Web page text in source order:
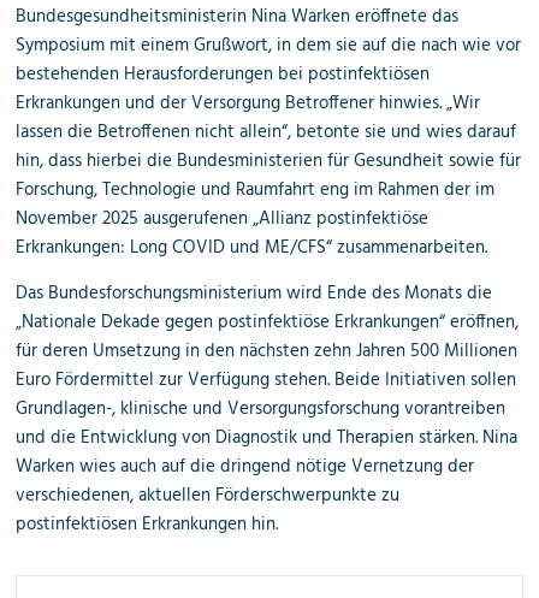
Bundesgesundheitsministerin Nina Warken eröffnete das
Symposium mit einem Grußwort, in dem sie auf die nach wie vor
bestehenden Herausforderungen bei postinfektiösen
Erkrankungen und der Versorgung Betroffener hinwies. „Wir
lassen die Betroffenen nicht allein“, betonte sie und wies darauf
hin, dass hierbei die Bundesministerien für Gesundheit sowie für
Forschung, Technologie und Raumfahrt eng im Rahmen der im
November 2025 ausgerufenen „Allianz postinfektiöse
Erkrankungen: Long COVID und ME/CFS“ zusammenarbeiten.
Das Bundesforschungsministerium wird Ende des Monats die
„Nationale Dekade gegen postinfektiöse Erkrankungen“ eröffnen,
für deren Umsetzung in den nächsten zehn Jahren 500 Millionen
Euro Fördermittel zur Verfügung stehen. Beide Initiativen sollen
Grundlagen-, klinische und Versorgungs­forschung vorantreiben
und die Entwicklung von Diagnostik und Therapien stärken. Nina
Warken wies auch auf die dringend nötige Vernetzung der
verschiedenen, aktuellen Förderschwerpunkte zu
postinfektiösen Erkrankungen hin.